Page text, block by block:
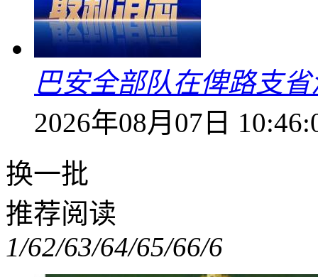
巴安全部队在俾路支
2026年08月07日
换一批
推荐阅读
1/62/63/64/65/66/6